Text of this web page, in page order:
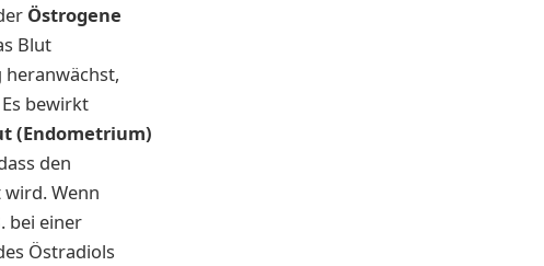
Östrogene
Blut
heranwächst,
bewirkt
(Endometrium)
den
Wenn
bei einer
Östradiols